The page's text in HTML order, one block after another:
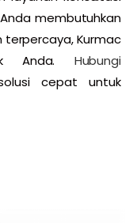
membutuhkan
terpercaya, Kurmac
Anda. Hubungi
cepat untuk